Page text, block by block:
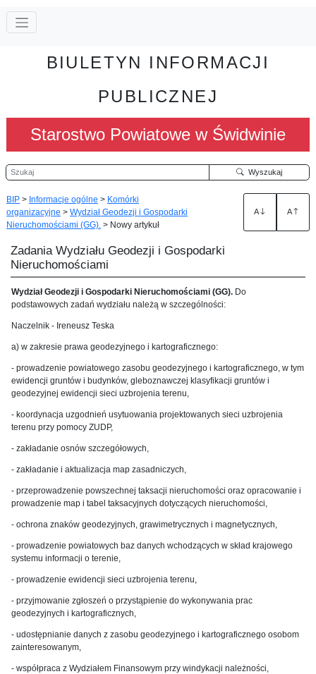
BIULETYN INFORMACJI
PUBLICZNEJ
Starostwo Powiatowe w Świdwinie
Szukaj Wyszukaj
BIP > Informacje ogólne > Komórki
organizacyjne > Wydział Geodezji i Gospodarki
Nieruchomościami (GG). > Nowy artykuł
A A
Zadania Wydziału Geodezji i Gospodarki
Nieruchomościami
Wydział Geodezji i Gospodarki Nieruchomościami (GG). Do
podstawowych zadań wydziału należą w szczególności:
Naczelnik - Ireneusz Teska
a) w zakresie prawa geodezyjnego i kartograficznego:
- prowadzenie powiatowego zasobu geodezyjnego i kartograficznego, w tym
ewidencji gruntów i budynków, gleboznawczej klasyfikacji gruntów i
geodezyjnej ewidencji sieci uzbrojenia terenu,
- koordynacja uzgodnień usytuowania projektowanych sieci uzbrojenia
terenu przy pomocy ZUDP,
- zakładanie osnów szczegółowych,
- zakładanie i aktualizacja map zasadniczych,
- przeprowadzenie powszechnej taksacji nieruchomości oraz opracowanie i
prowadzenie map i tabel taksacyjnych dotyczących nieruchomości,
- ochrona znaków geodezyjnych, grawimetrycznych i magnetycznych,
- prowadzenie powiatowych baz danych wchodzących w skład krajowego
systemu informacji o terenie,
- prowadzenie ewidencji sieci uzbrojenia terenu,
- przyjmowanie zgłoszeń o przystąpienie do wykonywania prac
geodezyjnych i kartograficznych,
- udostępnianie danych z zasobu geodezyjnego i kartograficznego osobom
zainteresowanym,
- współpraca z Wydziałem Finansowym przy windykacji należności,